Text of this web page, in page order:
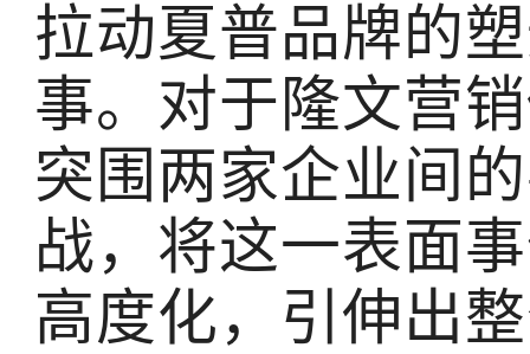
拉动夏普品牌的
事。对于隆文营
突围两家企业间
战，将这一表面
高度化，引伸出